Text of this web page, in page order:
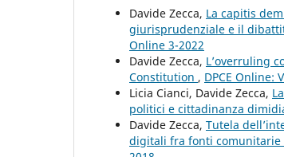
Davide Zecca, La capitis
giurisprudenziale e il
Online 3-2022
Davide Zecca, L’overruling
Constitution , DPCE Online:
Licia Cianci, Davide Zecca,
politici e cittadinanza
Davide Zecca, Tutela
digitali fra fonti